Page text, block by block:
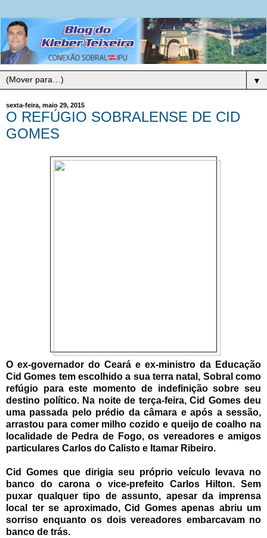
▼
sexta-feira, maio 29, 2015
O REFÚGIO SOBRALENSE DE CID
GOMES
O ex-governador do Ceará e ex-ministro da Educação
Cid Gomes tem escolhido a sua terra natal, Sobral como
refúgio para este momento de indefinição sobre seu
destino político. Na noite de terça-feira, Cid Gomes deu
uma passada pelo prédio da câmara e após a sessão,
arrastou para comer milho cozido e queijo de coalho na
localidade de Pedra de Fogo, os vereadores e amigos
particulares Carlos do Calisto e Itamar Ribeiro.
Cid Gomes que dirigia seu próprio veículo levava no
banco do carona o vice-prefeito Carlos Hilton. Sem
puxar qualquer tipo de assunto, apesar da imprensa
local ter se aproximado, Cid Gomes apenas abriu um
sorriso enquanto os dois vereadores embarcavam no
banco de trás.